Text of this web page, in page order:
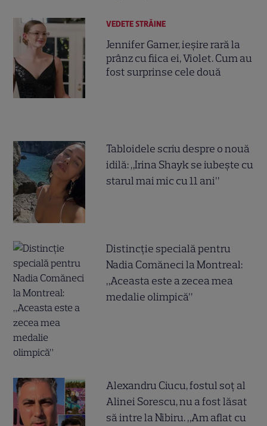
VEDETE STRĂINE
Jennifer Garner, ieșire rară la
prânz cu fiica ei, Violet. Cum au
fost surprinse cele două
Tabloidele scriu despre o nouă
idilă: „Irina Shayk se iubește cu
starul mai mic cu 11 ani”
Distincție specială pentru
Nadia Comăneci la Montreal:
„Aceasta este a zecea mea
medalie olimpică”
Alexandru Ciucu, fostul soț al
Alinei Sorescu, nu a fost lăsat
să intre la Nibiru. „Am aflat cu